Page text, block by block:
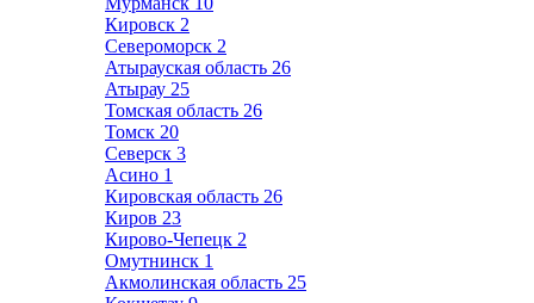
Кировск 2
Североморск 2
Атырауская область 26
Атырау 25
Томская область 26
Томск 20
Северск 3
Асино 1
Кировская область 26
Киров 23
Кирово-Чепецк 2
Омутнинск 1
Акмолинская область 25